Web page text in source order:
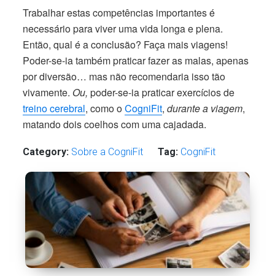
Trabalhar estas competências importantes é
necessário para viver uma vida longa e plena.
Então, qual é a conclusão? Faça mais viagens!
Poder-se-ia também praticar fazer as malas, apenas
por diversão… mas não recomendaria isso tão
vivamente. Ou, poder-se-ia praticar exercícios de
treino cerebral, como oCogniFit,durante a viagem,
matando dois coelhos com uma cajadada.
Category: Sobre a CogniFit Tag: CogniFit